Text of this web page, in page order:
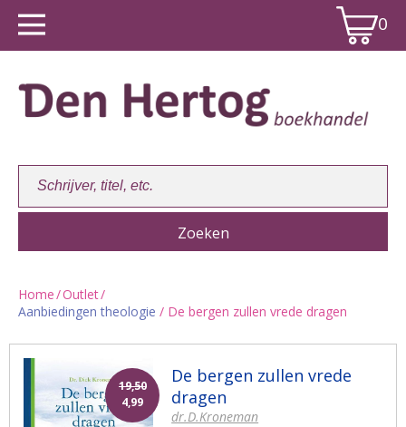
0
Winkelwagen:
Home/Outlet/
Aanbiedingen theologie / De bergen zullen vrede dragen
19,50
4,99
De bergen zullen vrede
dragen
dr.D.Kroneman